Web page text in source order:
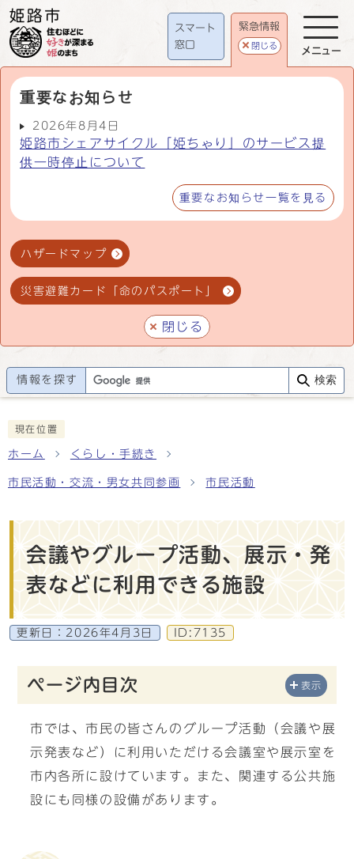
スマート
窓口
緊急情報
閉じる
重要なお知らせ
2026年8月4日
姫路市シェアサイクル「姫ちゃり」のサービス提
供一時停止について
重要なお知らせ一覧を見る
ハザードマップ
災害避難カード「命のパスポート」
閉じる
メニュー
情報を探す 検索
現在位置
ホーム くらし・手続き
市民活動・交流・男女共同参画 市民活動
会議やグループ活動、展示・発
表などに利用できる施設
更新日： 2026年4月3日 ID:7135
ページ内目次 表示
市では、市民の皆さんのグループ活動（会議や展
示発表など）に利用いただける会議室や展示室を
市内各所に設けています。また、関連する公共施
設にも同様の設備があります。